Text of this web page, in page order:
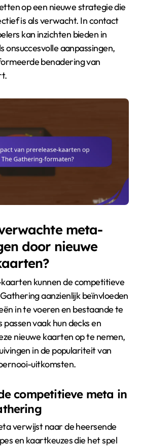
op een nieuwe strategie die
is als verwacht. In contact
kan inzichten bieden in
onsuccesvolle aanpassingen,
benadering van
meta-
door nieuwe
kunnen de competitieve
aanzienlijk beïnvloeden
in te voeren en bestaande te
vaak hun decks en
nieuwe kaarten op te nemen,
in de populariteit van
uitkomsten.
competitieve meta in
verwijst naar de heersende
en kaartkeuzes die het spel